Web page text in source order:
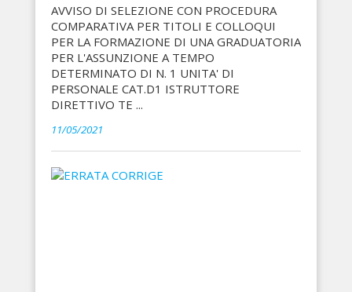
AVVISO DI SELEZIONE CON PROCEDURA
COMPARATIVA PER TITOLI E COLLOQUI
PER LA FORMAZIONE DI UNA GRADUATORIA
PER L'ASSUNZIONE A TEMPO
DETERMINATO DI N. 1 UNITA' DI
PERSONALE CAT.D1 ISTRUTTORE
DIRETTIVO TE ...
11/05/2021